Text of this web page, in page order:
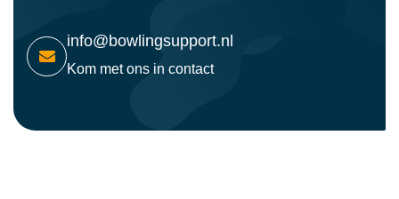
info@bowlingsupport.nl
Kom met ons in contact